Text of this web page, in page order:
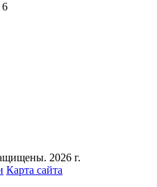
6
2026 г.
Карта сайта